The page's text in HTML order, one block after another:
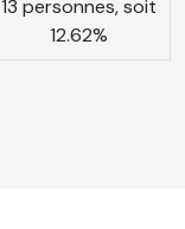
13 personnes, soit
12.62%